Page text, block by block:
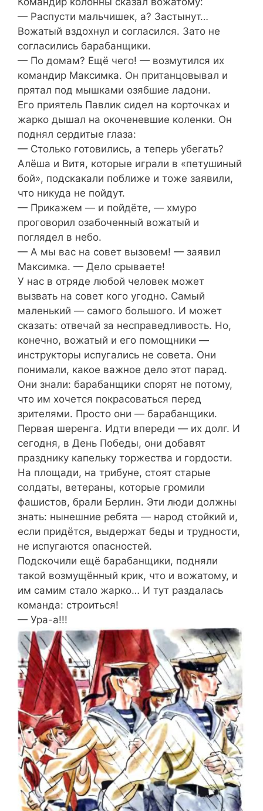
— Распусти мальчишек, а? Застынут…
Вожатый вздохнул и согласился. Зато не
согласились барабанщики.
— По домам? Ещё чего! — возмутился их
командир Максимка. Он пританцовывал и
прятал под мышками озябшие ладони.
Его приятель Павлик сидел на корточках и
жарко дышал на окоченевшие коленки. Он
поднял сердитые глаза:
— Столько готовились, а теперь убегать?
Алёша и Витя, которые играли в «петушиный
бой», подскакали поближе и тоже заявили,
что никуда не пойдут.
— Прикажем — и пойдёте, — хмуро
проговорил озабоченный вожатый и
поглядел в небо.
— А мы вас на совет вызовем! — заявил
Максимка. — Дело срываете!
У нас в отряде любой человек может
вызвать на совет кого угодно. Самый
маленький — самого большого. И может
сказать: отвечай за несправедливость. Но,
конечно, вожатый и его помощники —
инструкторы испугались не совета. Они
понимали, какое важное дело этот парад.
Они знали: барабанщики спорят не потому,
что им хочется покрасоваться перед
зрителями. Просто они — барабанщики.
Первая шеренга. Идти впереди — их долг. И
сегодня, в День Победы, они добавят
празднику капельку торжества и гордости.
На площади, на трибуне, стоят старые
солдаты, ветераны, которые громили
фашистов, брали Берлин. Эти люди должны
знать: нынешние ребята — народ стойкий и,
если придётся, выдержат беды и трудности,
не испугаются опасностей.
Подскочили ещё барабанщики, подняли
такой возмущённый крик, что и вожатому, и
им самим стало жарко… И тут раздалась
команда: строиться!
— Ура-а!!!